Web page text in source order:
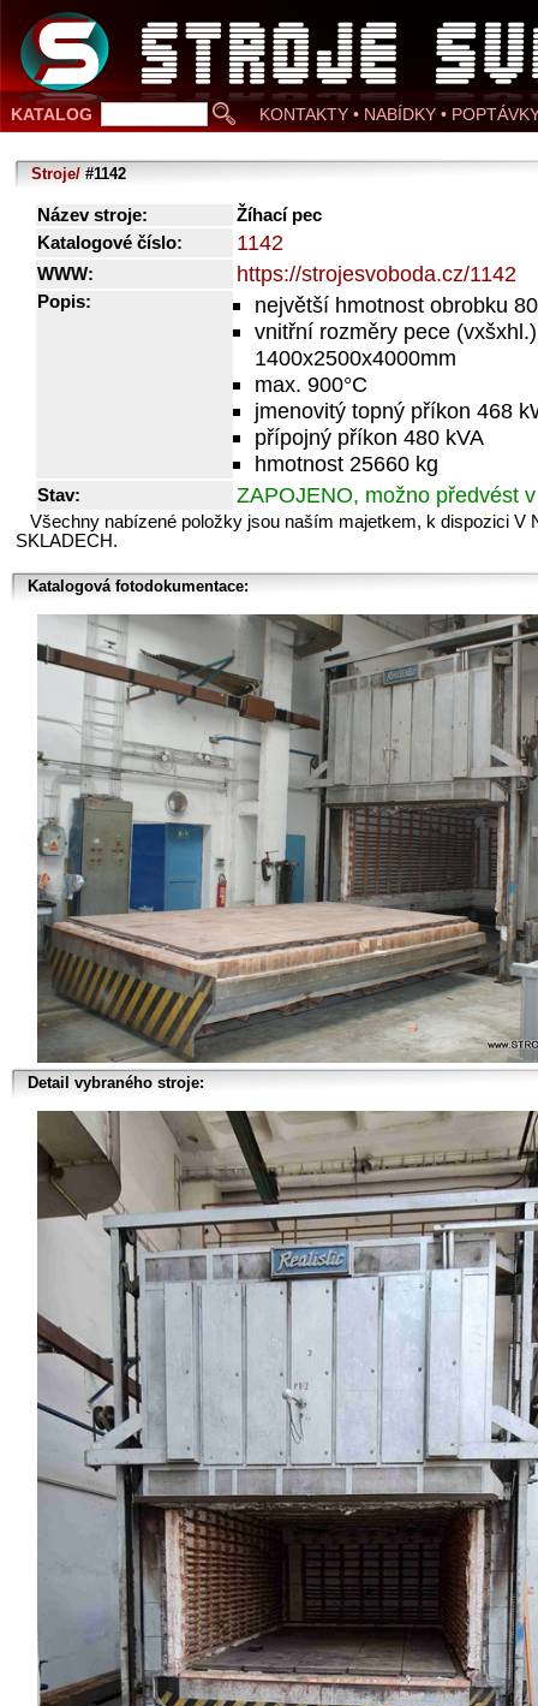
KATALOG KONTAKTY • NABÍDKY •
Stroje/ #1142
Název stroje:
Žíhací pec
Katalogové číslo:
1142
WWW: https://strojesvoboda.cz/1142
Popis:
největší hmotnost obrobku
vnitřní rozměry pece (vxšxhl.)
1400x2500x4000mm
max. 900°C
jmenovitý topný příkon 468
přípojný příkon 480 kVA
hmotnost 25660 kg
Stav: ZAPOJENO, možno předvést
Všechny nabízené položky jsou naším majetkem, k dispozici V
SKLADECH.
Katalogová fotodokumentace:
Detail vybraného stroje: